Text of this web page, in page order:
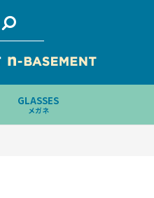
GLASSES
メガネ